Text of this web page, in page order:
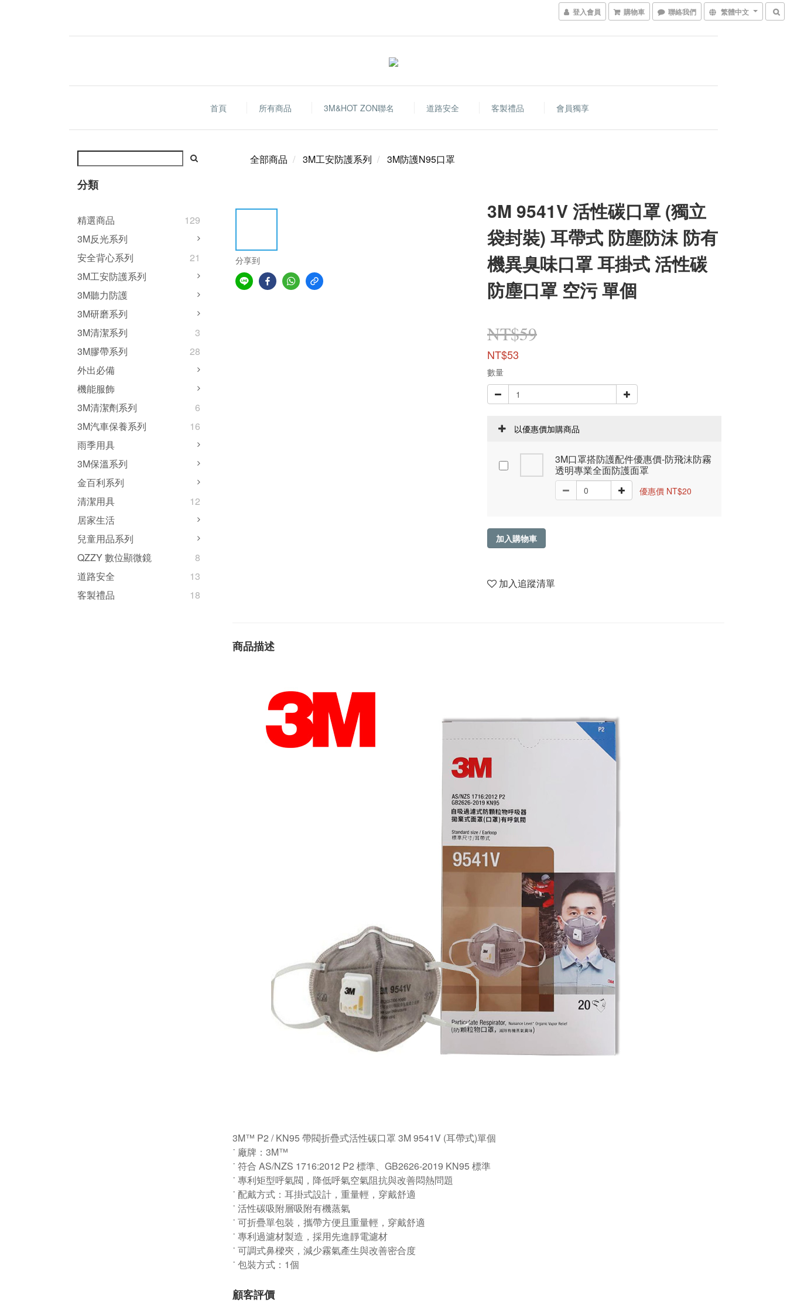
登入會員 購物車 聯絡我們 繁體中文
首頁 所有商品 3M&HOT ZON聯名 道路安全 客製禮品 會員獨享
分類
精選商品
129
3M反光系列
安全背心系列
21
3M工安防護系列
3M聽力防護
3M研磨系列
3M清潔系列
3
3M膠帶系列
28
外出必備
機能服飾
3M清潔劑系列
6
3M汽車保養系列
16
雨季用具
3M保溫系列
金百利系列
清潔用具
12
居家生活
兒童用品系列
QZZY 數位顯微鏡
8
道路安全
13
客製禮品
18
全部商品 3M工安防護系列 3M防護N95口罩
分享到
3M 9541V 活性碳口罩 (獨立
袋封裝) 耳帶式 防塵防沫 防有
機異臭味口罩 耳掛式 活性碳
防塵口罩 空污 單個
NT$59
NT$53
數量
以優惠價加購商品
3M口罩搭防護配件優惠價-防飛沫防霧
透明專業全面防護面罩
優惠價 NT$20
加入購物車
加入追蹤清單
商品描述
3M™ P2 / KN95 帶閥折疊式活性碳口罩 3M 9541V (耳帶式)單個
˙ 廠牌：3M™
˙ 符合 AS/NZS 1716:2012 P2 標準、GB2626-2019 KN95 標準
˙ 專利矩型呼氣閥，降低呼氣空氣阻抗與改善悶熱問題
˙ 配戴方式：耳掛式設計，重量輕，穿戴舒適
˙ 活性碳吸附層吸附有機蒸氣
˙ 可折疊單包裝，攜帶方便且重量輕，穿戴舒適
˙ 專利過濾材製造，採用先進靜電濾材
˙ 可調式鼻樑夾，減少霧氣產生與改善密合度
˙ 包裝方式：1個
顧客評價